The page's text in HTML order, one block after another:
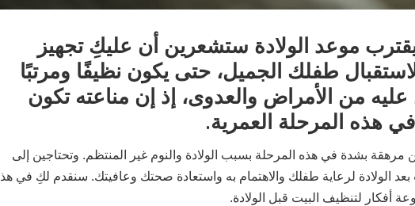
موعد الولادة ستشعرين أن عليكِ تجهيز
طفلك الجميل، حتى يكون نظيفًا ومرتبًا
من الأمراض والعدوى، إذ إن مناعته تكون
هذه المرحلة العمرية.
مرهقة بشدة في هذه المرحلة بسبب الولادة والنوم غير المنتظم. وتحتاجين إلى
بعد الولادة لرعاية طفلك والاهتمام به واستعادة صحتك وعافيتك. سنقدم لكِ في هذا
أفكار لتنظيف البيت قبل الولادة.